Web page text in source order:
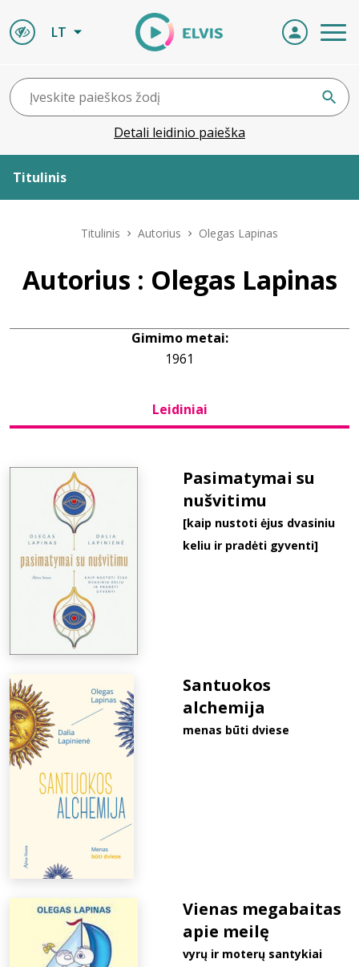
LT
Detali leidinio paieška
Titulinis
Leidiniai
+370 667 80 541
info@elvislab.lt
Titulinis Autorius Olegas Lapinas
Autorius : Olegas Lapinas
Gimimo metai:
1961
Leidiniai
Pasimatymai su
nušvitimu
[kaip nustoti ėjus dvasiniu
keliu ir pradėti gyventi]
Santuokos
alchemija
menas būti dviese
Vienas megabaitas
apie meilę
vyrų ir moterų santykiai